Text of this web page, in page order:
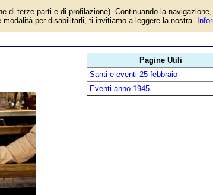
Teo Teocoli, comico, attore,
Pagine Utili
Santi e eventi 25 febbraio
Eventi anno 1945
di terze parti e di profilazione). Continuando la
modalità per disabilitarli, ti invitiamo a leggere la nostra